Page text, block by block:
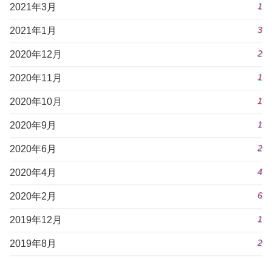
2021年3月 1
2021年1月 3
2020年12月 2
2020年11月 1
2020年10月 1
2020年9月 1
2020年6月 2
2020年4月 4
2020年2月 6
2019年12月 1
2019年8月 2